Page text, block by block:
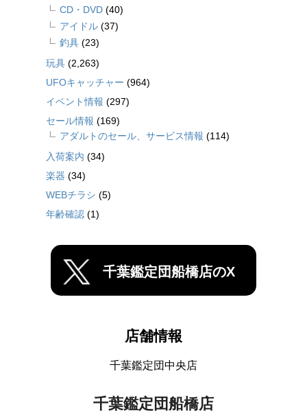
CD・DVD (40)
アイドル (37)
釣具 (23)
玩具 (2,263)
UFOキャッチャー (964)
イベント情報 (297)
セール情報 (169)
アダルトのセール、サービス情報 (114)
入荷案内 (34)
楽器 (34)
WEBチラシ (5)
年齢確認 (1)
千葉鑑定団船橋店のX
店舗情報
千葉鑑定団中央店
千葉鑑定団船橋店